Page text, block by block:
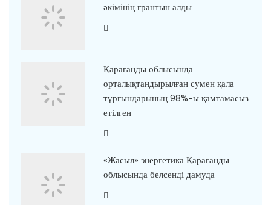
әкімінің грантын алды
Қарағанды облысында
орталықтандырылған сумен қала
тұрғындарының 98%-ы қамтамасыз
етілген
«Жасыл» энергетика Қарағанды
облысында белсенді дамуда